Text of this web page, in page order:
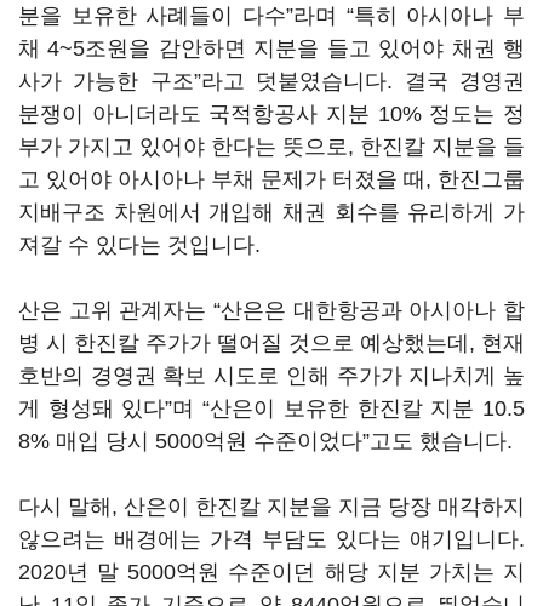
분을 보유한 사례들이 다수”라며 “특히 아시아나 부
채 4~5조원을 감안하면 지분을 들고 있어야 채권 행
사가 가능한 구조”라고 덧붙였습니다. 결국 경영권
분쟁이 아니더라도 국적항공사 지분 10% 정도는 정
부가 가지고 있어야 한다는 뜻으로, 한진칼 지분을 들
고 있어야 아시아나 부채 문제가 터졌을 때, 한진그룹
지배구조 차원에서 개입해 채권 회수를 유리하게 가
져갈 수 있다는 것입니다.
산은 고위 관계자는 “산은은 대한항공과 아시아나 합
병 시 한진칼 주가가 떨어질 것으로 예상했는데, 현재
호반의 경영권 확보 시도로 인해 주가가 지나치게 높
게 형성돼 있다”며 “산은이 보유한 한진칼 지분 10.5
8% 매입 당시 5000억원 수준이었다”고도 했습니다.
다시 말해, 산은이 한진칼 지분을 지금 당장 매각하지
않으려는 배경에는 가격 부담도 있다는 얘기입니다.
2020년 말 5000억원 수준이던 해당 지분 가치는 지